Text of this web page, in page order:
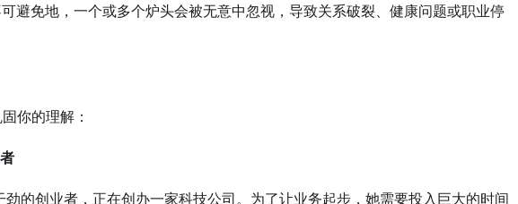
避免地，一个或多个炉头会被无意中忽视，导致关系破裂、健康问题或职业停
你的理解：
的创业者，正在创办一家科技公司。为了让业务起步，她需要投入巨大的时间